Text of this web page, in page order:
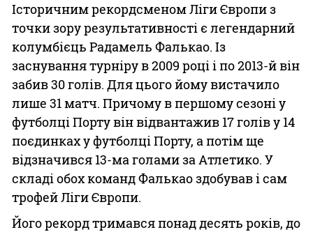
Історичним рекордсменом Ліги Європи з
точки зору результативності є легендарний
колумбієць Радамель Фалькао. Із
заснування турніру в 2009 році і по 2013-й він
забив 30 голів. Для цього йому вистачило
лише 31 матч. Причому в першому сезоні у
футболці Порту він відвантажив 17 голів у 14
поєдинках у футболці Порту, а потім ще
відзначився 13-ма голами за Атлетико. У
складі обох команд Фалькао здобував і сам
трофей Ліги Європи.
Його рекорд тримався понад десять років, до